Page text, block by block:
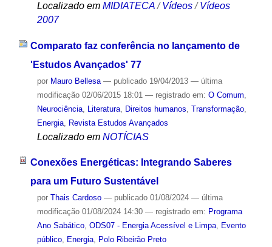
Localizado em MIDIATECA /Vídeos /Vídeos
2007
Comparato faz conferência no lançamento de
'Estudos Avançados' 77
por Mauro Bellesa — publicado19/04/2013 — última
modificação02/06/2015 18:01 — registrado em: O Comum
Neurociência, Literatura, Direitos humanos Transformação,
Energia, Revista Estudos Avançados
Localizado em NOTÍCIAS
Conexões Energéticas: Integrando Saberes
para um Futuro Sustentável
por Thais Cardoso — publicado01/08/2024 — última
modificação01/08/2024 14:30 — registrado em: Programa
Ano Sabático, ODS07 - Energia Acessível e Limpa, Evento
público, Energia, Polo Ribeirão Preto